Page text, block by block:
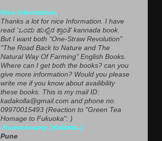
Nice Information..
Thanks a lot for nice Information. I have
read 'ಒಂದು ಹುಲ್ಲಿನ ಕ್ರಾಂತಿ' kannada book.
But I want both "One-Straw Revolution"
"The Road Back to Nature and The
Natural Way Of Farming" English Books.
Where can I get both the books? can you
give more information? Would you please
write me if you know about availibility
these books. This is my mail ID:
kadakolla@gmail.com and phone no.
09970015493 (Reaction to "Green Tea
Homage to Fukuoka": )
-Kumarswamy (ಕುಕೂಊ..)
Pune